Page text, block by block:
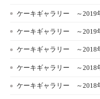
ケーキギャラリー ～2019
ケーキギャラリー ～2019
ケーキギャラリー ～2018
ケーキギャラリー ～2018
ケーキギャラリー ～2018